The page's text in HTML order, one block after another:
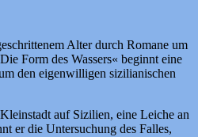
Alter durch Romane um
Form des Wassers« beginnt eine
den eigenwilligen sizilianischen
auf Sizilien, eine Leiche an
er die Untersuchung des Falles,